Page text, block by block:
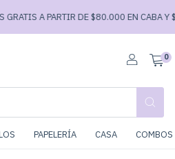
A PARTIR DE $80.000 EN CABA Y
0
PAPELERÍA CASA